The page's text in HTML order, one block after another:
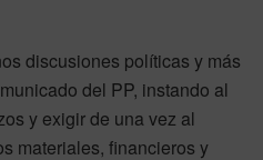
discusiones políticas y más
del PP, instando al
y exigir de una vez al
materiales, financieros y